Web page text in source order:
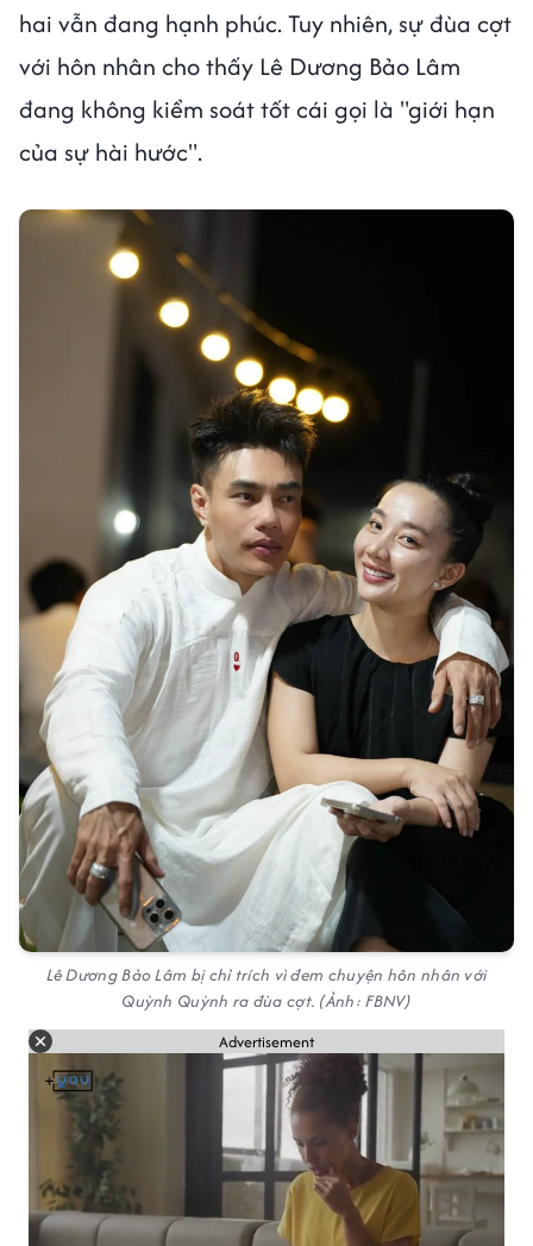
hai vẫn đang hạnh phúc. Tuy nhiên, sự đùa cợt
với hôn nhân cho thấy Lê Dương Bảo Lâm
đang không kiểm soát tốt cái gọi là "giới hạn
của sự hài hước".
Lê Dương Bảo Lâm bị chỉ trích vì đem chuyện hôn nhân với
Quỳnh Quỳnh ra đùa cợt. (Ảnh: FBNV)
Advertisement